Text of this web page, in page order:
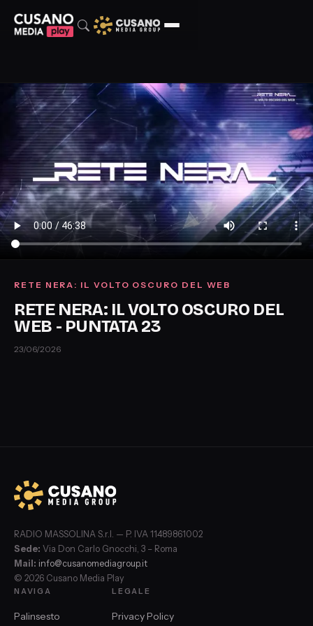
RETE NERA: IL VOLTO OSCURO DEL WEB
RETE NERA: IL VOLTO OSCURO DEL
WEB - PUNTATA 23
23/06/2026
RADIO MASSOLINA S.r.l. — P. IVA 11489861002
Sede: Via Don Carlo Gnocchi, 3 – Roma
Mail: info@cusanomediagroup.it
© 2026 Cusano Media Play
NAVIGA
Palinsesto
LEGALE
Privacy Policy